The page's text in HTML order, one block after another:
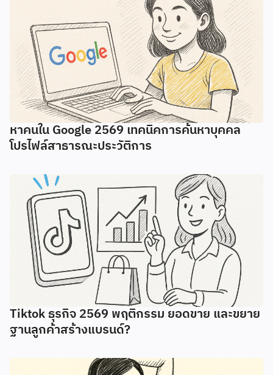
หาคนใน Google 2569 เทคนิคการค้นหาบุคคล
โปรไฟล์สาธารณะประวัติการ
Tiktok ธุรกิจ 2569 พฤติกรรม ยอดขาย และขยาย
ฐานลูกค้าสร้างแบรนด์?